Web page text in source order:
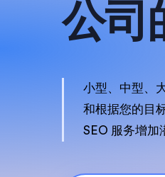
公司
小型、中型、
和根据您的目
SEO 服务增加